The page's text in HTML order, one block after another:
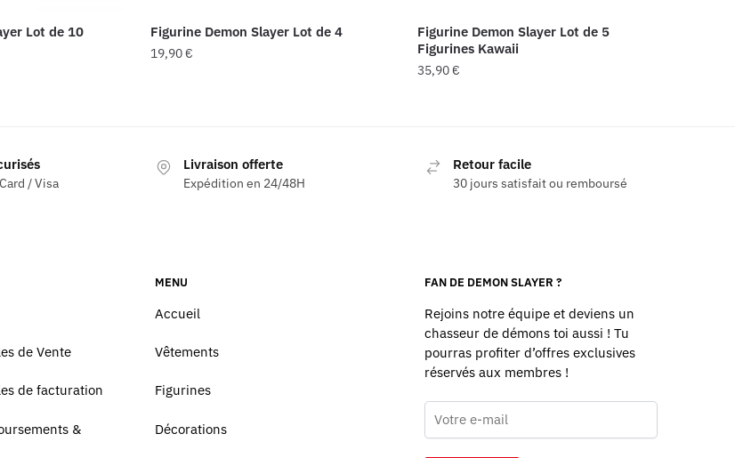
Lot de 10 Figurine Demon Slayer Lot de 4
19,90€
Figurine Demon Slayer Lot de 5
Figurines Kawaii
35,90€
/ Visa
Livraison offerte
Expédition en 24/48H
Retour facile
30 jours satisfait ou remboursé
de Vente
de facturation
&
MENU
Accueil
Vêtements
Figurines
Décorations
FAN DE DEMON SLAYER ?
Rejoins notre équipe et deviens un
chasseur de démons toi aussi ! Tu
pourras profiter d’offres exclusives
réservés aux membres !